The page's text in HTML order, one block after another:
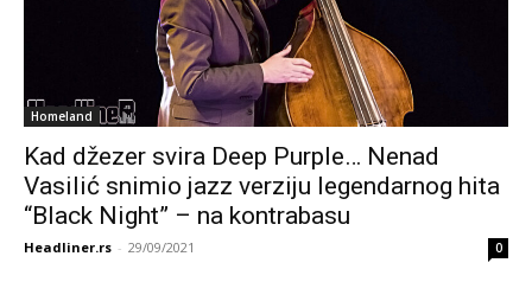
Homeland
Kad džezer svira Deep Purple… Nenad
Vasilić snimio jazz verziju legendarnog hita
“Black Night” – na kontrabasu
Headliner.rs - 29/09/2021 0